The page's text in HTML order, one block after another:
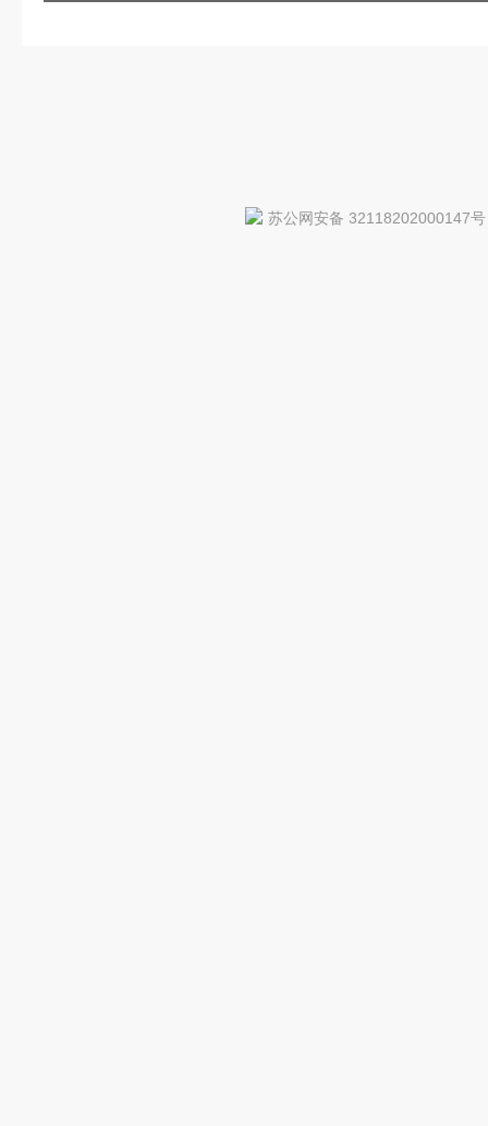
苏公网安备 32118202000147号